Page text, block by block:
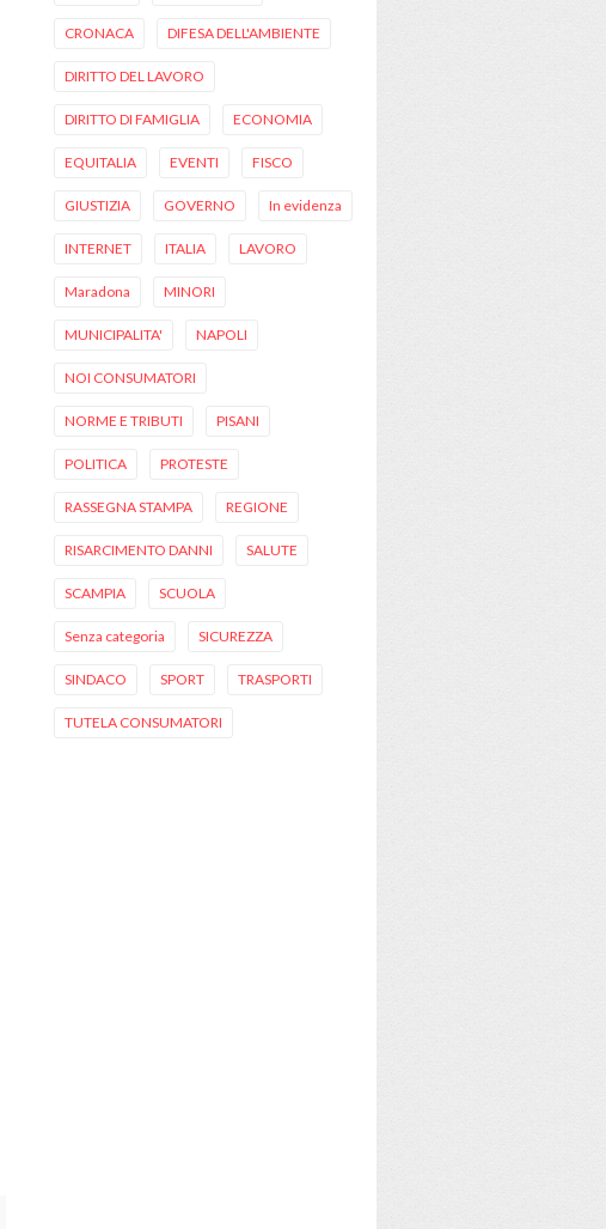
CRONACA DIFESA DELL'AMBIENTE
DIRITTO DEL LAVORO
DIRITTO DI FAMIGLIA ECONOMIA
EQUITALIA EVENTI FISCO
GIUSTIZIA GOVERNO In evidenza
INTERNET ITALIA LAVORO
Maradona MINORI
MUNICIPALITA' NAPOLI
NOI CONSUMATORI
NORME E TRIBUTI PISANI
POLITICA PROTESTE
RASSEGNA STAMPA REGIONE
RISARCIMENTO DANNI SALUTE
SCAMPIA SCUOLA
Senza categoria SICUREZZA
SINDACO SPORT TRASPORTI
TUTELA CONSUMATORI